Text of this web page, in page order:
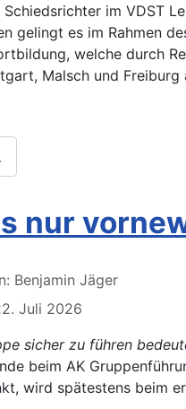
im VDST
gelingt es im Rahmen
welche durch
Malsch und Freiburg
nur
Benjamin Jäger
Juli 2026
sicher zu führen
beim AK
wird spätestens beim